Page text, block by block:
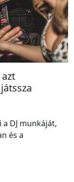
DJ munkáját,
és a